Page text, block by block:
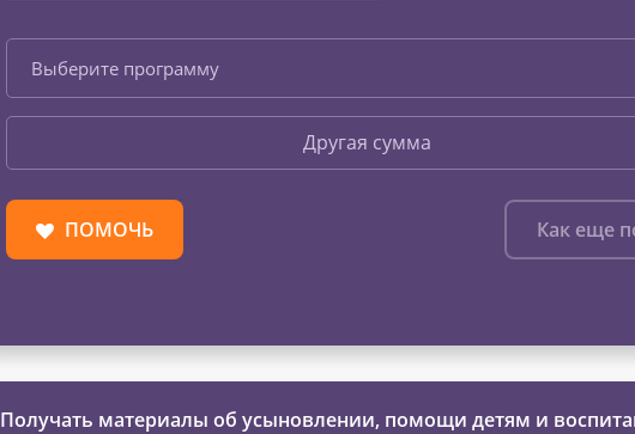
Выберите программу
Другая сумма
ПОМОЧЬ Как еще
Получать материалы об усыновлении, помощи детям и